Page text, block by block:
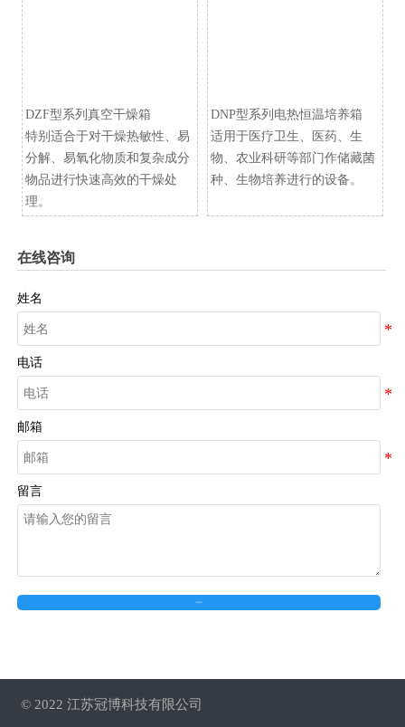
DZF型系列真空干燥箱
特别适合于对干燥热敏性、易
分解、易氧化物质和复杂成分
物品进行快速高效的干燥处
理。
​DNP型系列电热恒温培养箱
适用于医疗卫生、医药、生
物、农业科研等部门作储藏菌
种、生物培养进行的设备。
在线咨询
姓名
电话
邮箱
留言
© 2022 江苏冠博科技有限公司